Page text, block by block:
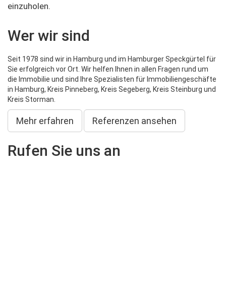
einzuholen.
Wer wir sind
Seit 1978 sind wir in Hamburg und im Hamburger Speckgürtel für
Sie erfolgreich vor Ort. Wir helfen Ihnen in allen Fragen rund um
die Immobilie und sind Ihre Spezialisten für Immobiliengeschäfte
in Hamburg, Kreis Pinneberg, Kreis Segeberg, Kreis Steinburg und
Kreis Storman.
Mehr erfahren Referenzen ansehen
Rufen Sie uns an